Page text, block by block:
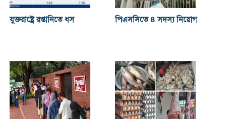
যুক্তরাষ্ট্রে রপ্তানিতে ধস পিএসসিতে ৪ সদস্য নিয়োগ